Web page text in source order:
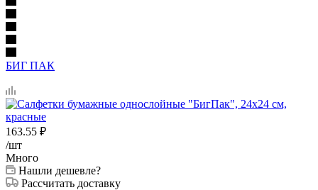
БИГ ПАК
163.55 ₽
/шт
Много
Нашли дешевле?
Рассчитать доставку